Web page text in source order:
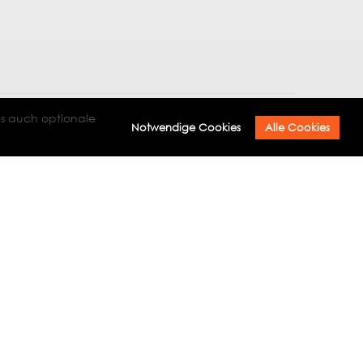
auch optionale
Notwendige Cookies Alle Cookies